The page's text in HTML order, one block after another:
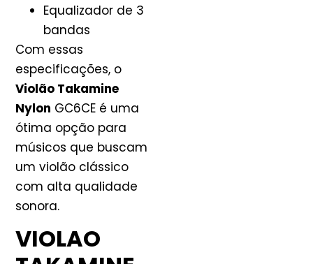
Equalizador de 3
bandas
Com essas
especificações, o
Violão Takamine
Nylon GC6CE é uma
ótima opção para
músicos que buscam
um violão clássico
com alta qualidade
sonora.
VIOLAO